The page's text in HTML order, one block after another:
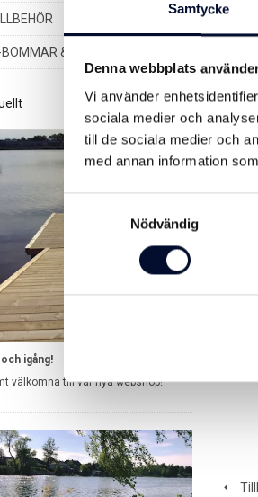
Samtycke
Denna webbplats
Vi använder
sociala medier och
till de sociala medier och
med annan information
Samtyckesval
Nödvändig
& DELAR
och igång!
välkomna till vår nya webshop!